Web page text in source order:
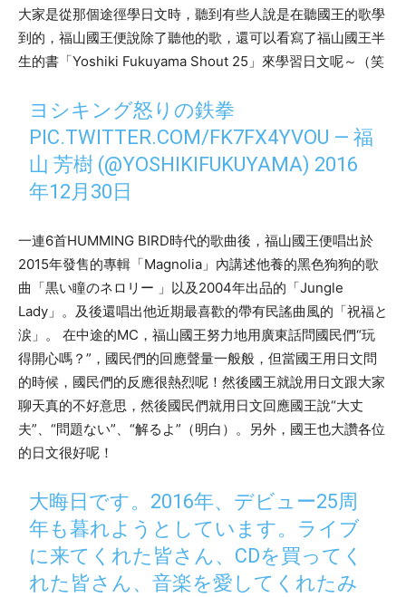
大家是從那個途徑學日文時，聽到有些人說是在聽國王的歌學
到的，福山國王便說除了聽他的歌，還可以看寫了福山國王半
生的書「Yoshiki Fukuyama Shout 25」來學習日文呢～（笑
ヨシキング怒りの鉄拳
PIC.TWITTER.COM/FK7FX4YVOU — 福
山 芳樹 (@YOSHIKIFUKUYAMA) 2016
年12月30日
一連6首HUMMING BIRD時代的歌曲後，福山國王便唱出於
2015年發售的專輯「Magnolia 」內講述他養的黑色狗狗的歌
曲「黒い瞳のネロリー 」以及 2004年出品的「Jungle
Lady 」。及後還唱出他近期最喜歡的帶有民謠曲風的「祝福と
涙 」。 在中途的MC ，福山國王努力地用廣東話問國民們“玩
得開心嗎？ ” ，國民們的回應聲量一般般，但當國王用日文問
的時候，國民們的反應很熱烈呢！然後國王就說用日文跟大家
聊天真的不好意思，然後國民們就用日文回應國王說“大丈
夫” “問題ない” “解るよ” （明白）。另外，國王也大讚各位
的日文很好呢！
大晦日です。2016年、デビュー25周
年も暮れようとしています。ライブ
に来てくれた皆さん、CDを買ってく
れた皆さん、音楽を愛してくれたみ